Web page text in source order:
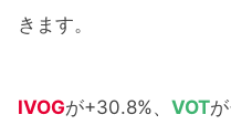
きます。
IVOGが+30.8%、 VOT